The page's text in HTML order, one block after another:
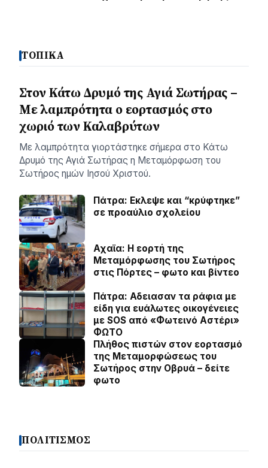
ΤΟΠΙΚΑ
Στον Κάτω Δρυμό της Αγιά Σωτήρας –
Με λαμπρότητα ο εορτασμός στο
χωριό των Καλαβρύτων
Με λαμπρότητα γιορτάστηκε σήμερα στο Κάτω
Δρυμό της Αγιά Σωτήρας η Μεταμόρφωση του
Σωτήρος ημών Ιησού Χριστού.
Πάτρα: Εκλεψε και “κρύφτηκε”
σε προαύλιο σχολείου
Αχαϊα: Η εορτή της
Μεταμόρφωσης του Σωτήρος
στις Πόρτες – φωτο και βίντεο
Πάτρα: Αδειασαν τα ράφια με
είδη για ευάλωτες οικογένειες
με SOS από «Φωτεινό Αστέρι»
ΦΩΤΟ
Πλήθος πιστών στον εορτασμό
της Μεταμορφώσεως του
Σωτήρος στην Οβρυά – δείτε
φωτο
ΠΟΛΙΤΙΣΜΟΣ